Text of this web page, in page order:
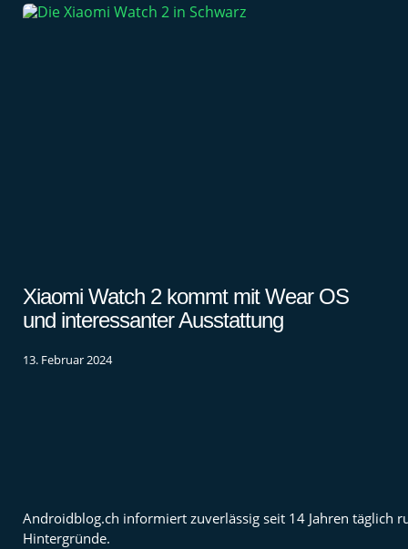
Xiaomi Watch 2 kommt mit Wear OS
und interessanter Ausstattung
13. Februar 2024
Androidblog.ch informiert zuverlässig seit 14 Jahren täglich
Hintergründe.